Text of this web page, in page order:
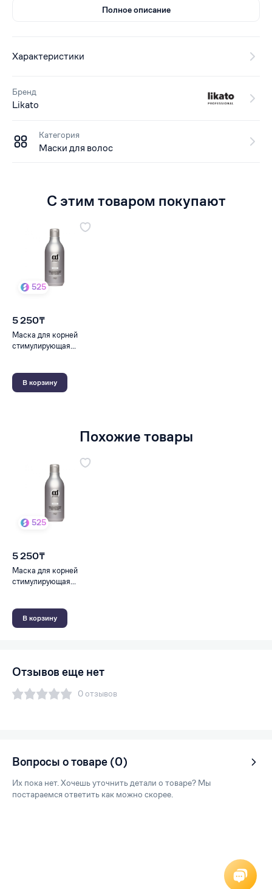
Полное описание
Характеристики
Бренд
Likato
Категория
Маски для волос
С этим товаром покупают
525
5 250₸
Маска для корней
стимулирующая...
В корзину
Похожие товары
525
5 250₸
Маска для корней
стимулирующая...
В корзину
Отзывов еще нет
0 отзывов
Вопросы о товаре (0)
Их пока нет. Хочешь уточнить детали о товаре? Мы
постараемся ответить как можно скорее.